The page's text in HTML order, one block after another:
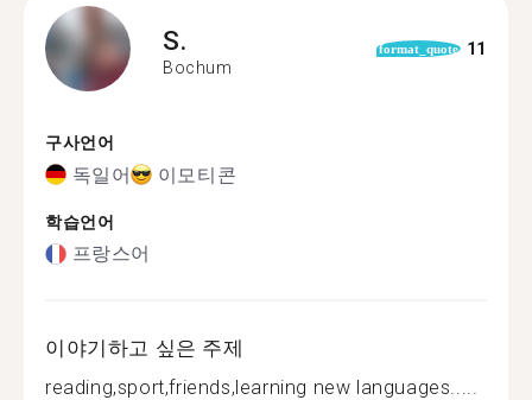
S.
Bochum
format_quote 11
구사언어
독일어 이모티콘
학습언어
프랑스어
이야기하고 싶은 주제
reading,sport,friends,learning new languages.....